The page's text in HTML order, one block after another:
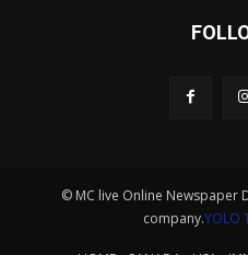
© MC live Online Newspaper
company.YOLO